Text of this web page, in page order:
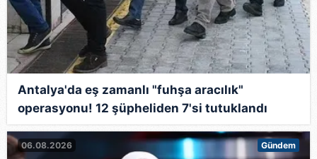
Antalya'da eş zamanlı "fuhşa aracılık"
operasyonu! 12 şüpheliden 7'si tutuklandı
06.08.2026 Gündem